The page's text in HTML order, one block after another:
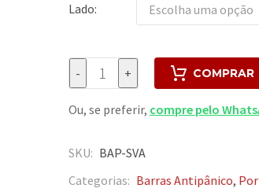
Lado Escolha uma opção
- + COMPRAR
Ou, se preferir, compre pelo
SKU: BAP-SVA
Categorias: Barras Antipânico,